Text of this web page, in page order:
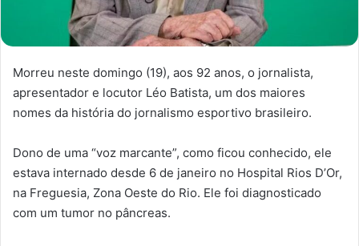
Morreu neste domingo (19), aos 92 anos, o jornalista,
apresentador e locutor Léo Batista, um dos maiores
nomes da história do jornalismo esportivo brasileiro.
Dono de uma “voz marcante”, como ficou conhecido, ele
estava internado desde 6 de janeiro no Hospital Rios D’Or,
na Freguesia, Zona Oeste do Rio. Ele foi diagnosticado
com um tumor no pâncreas.